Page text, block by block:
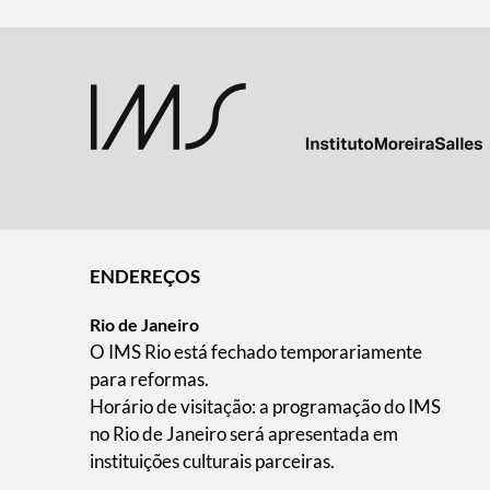
ENDEREÇOS
Rio de Janeiro
O IMS Rio está fechado temporariamente
para reformas.
Horário de visitação: a programação do IMS
no Rio de Janeiro será apresentada em
instituições culturais parceiras.